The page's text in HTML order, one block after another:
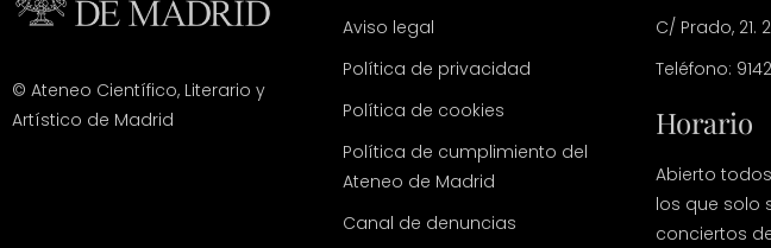
© Ateneo Científico, Literario y
Artístico de Madrid
Aviso legal
Política de privacidad
Política de cookies
Política de cumplimiento del
Ateneo de Madrid
Canal de denuncias
C/ Prado, 21.
Teléfono:
Horario
Abierto
los que solo
conciertos